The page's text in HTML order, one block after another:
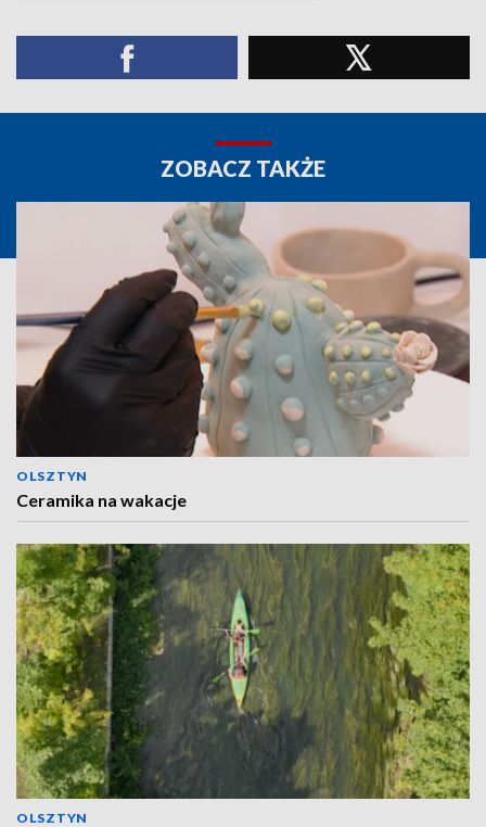
ZOBACZ TAKŻE
OLSZTYN
Ceramika na wakacje
OLSZTYN